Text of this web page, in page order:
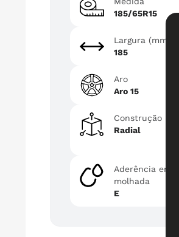
185/65R15
Largura (mm)
185
Aro
Aro 15
Construção
Radial
Aderência em
molhada
E